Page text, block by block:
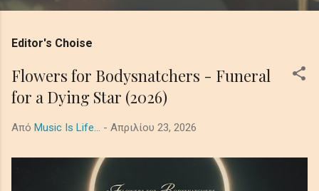
Editor's Choise
Flowers for Bodysnatchers - Funeral
for a Dying Star (2026)
Από Music Is Life... - Απριλίου 23, 2026